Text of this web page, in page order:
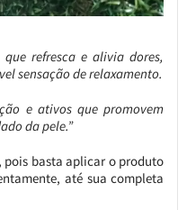
refresca e alivia dores,
sensação de relaxamento.
e ativos que promovem
da pele.”
pois basta aplicar o produto
até sua completa